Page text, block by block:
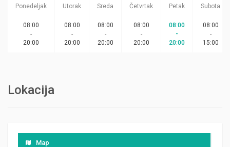
Ponedeljak Utorak Sreda Četvrtak Petak Subota
08:00
-
20:00
08:00
-
20:00
08:00
-
20:00
08:00
-
20:00
08:00
-
20:00
08:00
-
15:00
Lokacija
Map